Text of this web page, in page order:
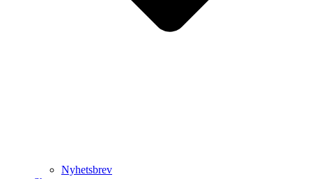
Nyhetsbrev